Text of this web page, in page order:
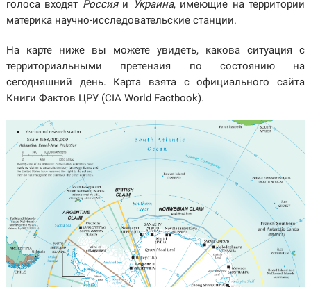
голоса входят Россияи Украина, имеющие на территории
материка научно-исследовательские станции.
На карте ниже вы можете увидеть, какова ситуация с
территориальными претензия по состоянию на
сегодняшний день. Карта взята с официального сайта
Книги Фактов ЦРУ (CIA World Factbook).